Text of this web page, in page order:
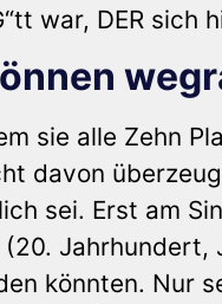
war, DER sich
sie alle Zehn
davon
sei. Erst am
könnten. Nur